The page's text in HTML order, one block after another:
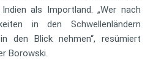
als Importland. „Wer nach
in den Schwellenländern
den Blick nehmen“, resümiert
Borowski.